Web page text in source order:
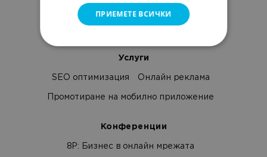
Предимства да работиш при нас
Услуги
SEO оптимизация Онлайн реклама
Промотиране на мобилно приложение
Конференции
8Р: Бизнес в онлайн мрежата
ПРИЕМЕТЕ ВСИЧКИ